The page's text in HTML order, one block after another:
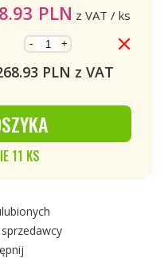
PLN z VAT / ks
- +
PLN z VAT
11 KS